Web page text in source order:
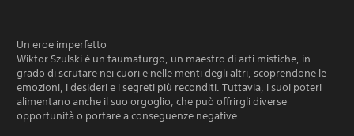
Un eroe imperfetto
Wiktor Szulski è un taumaturgo, un maestro di arti mistiche, in
grado di scrutare nei cuori e nelle menti degli altri, scoprendone le
emozioni, i desideri e i segreti più reconditi. Tuttavia, i suoi poteri
alimentano anche il suo orgoglio, che può offrirgli diverse
opportunità o portare a conseguenze negative.